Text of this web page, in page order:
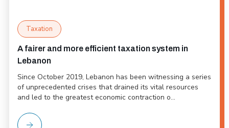
Taxation
A fairer and more efficient taxation system in
Lebanon
Since October 2019, Lebanon has been witnessing a series
of unprecedented crises that drained its vital resources
and led to the greatest economic contraction o...